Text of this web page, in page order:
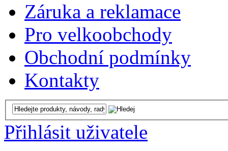
Záruka a reklamace
Pro velkoobchody
Obchodní podmínky
Kontakty
Přihlásit uživatele